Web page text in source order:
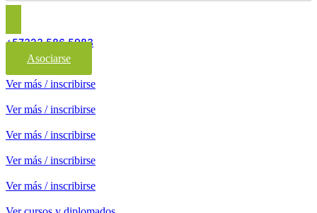
+57323 586 5983
Asociarse
Ver más / inscribirse
Ver más / inscribirse
Ver más / inscribirse
Ver más / inscribirse
Ver más / inscribirse